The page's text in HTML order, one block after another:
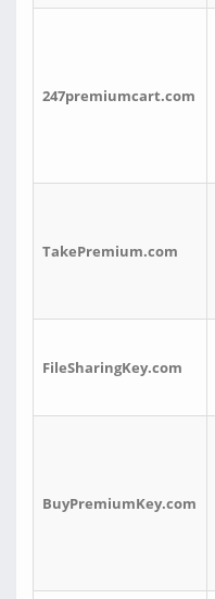
247premiumcart.com
TakePremium.com
FileSharingKey.com
BuyPremiumKey.com